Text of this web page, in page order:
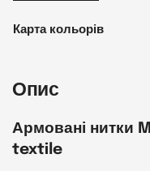
Карта кольорів
Опис
Армовані нитки
textile